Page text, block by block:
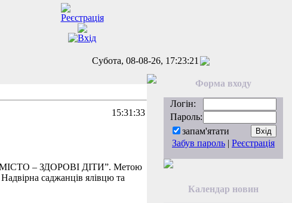
Субота, 08-08-26, 17:23:21
15:31:33
МІСТО – ЗДОРОВІ ДІТИ”. Метою
саджанців ялівцю та
Форма входу
Логін:
Пароль:
запам'ятати
Забув пароль | Реєстрація
Календар новин